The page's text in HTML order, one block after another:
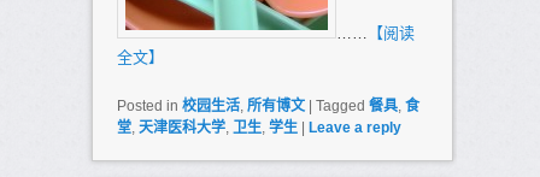
【阅读
全文】
Posted in 校园生活, 所有博文 Tagged 餐具, 食
堂, 天津医科大学, 卫生, 学生 Leave a reply